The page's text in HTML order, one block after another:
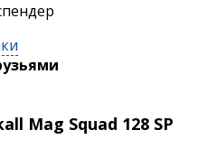
Mag Squad 128 SP